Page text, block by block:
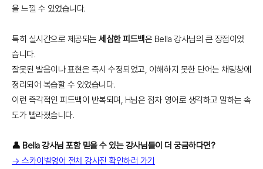
을 느낄 수 있었습니다.
특히 실시간으로 제공되는세심한 피드백은 Bella 강사님의 큰 장점이었
습니다.
잘못된 발음이나 표현은 즉시 수정되었고, 이해하지 못한 단어는 채팅창에
정리되어 복습할 수 있었습니다.
이런 즉각적인 피드백이 반복되며, H님은 점차 영어로 생각하고 말하는 속
도가 빨라졌습니다.
👤 Bella 강사님 포함 믿을 수 있는 강사님들이 더 궁금하다면?
→ 스카이벨영어 전체 강사진 확인하러 가기